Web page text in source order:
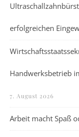
erfolgreichen
Handwerksbetrieb
7. August 2026
Arbeit macht Spaß